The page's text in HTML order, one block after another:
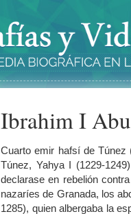
Ibrahim I
Cuarto emir hafsí de Túnez
Túnez, Yahya I (1229-
declarase en rebelión
nazaríes de Granada, los
1285), quien albergaba la